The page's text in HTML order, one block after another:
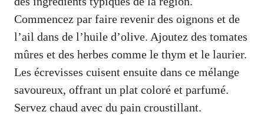
Commencez par faire revenir des oignons et de
l’ail dans de l’huile d’olive. Ajoutez des tomates
mûres et des herbes comme le thym et le laurier.
Les écrevisses cuisent ensuite dans ce mélange
savoureux, offrant un plat coloré et parfumé.
Servez chaud avec du pain croustillant.